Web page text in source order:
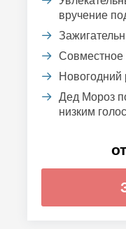
вручение
Совместное
Новогодний
Дед Мороз
низким
от